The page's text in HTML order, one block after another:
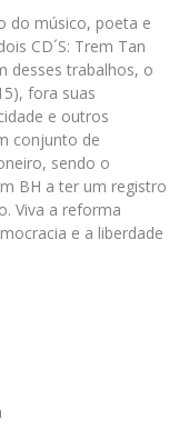
do músico, poeta e
CD´S: Trem Tan
desses trabalhos, o
fora suas
e outros
conjunto de
sendo o
BH a ter um registro
Viva a reforma
e a liberdade